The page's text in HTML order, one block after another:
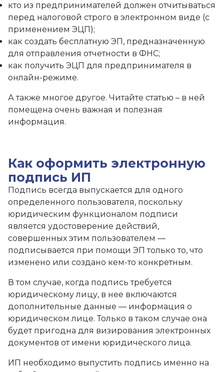
кто из предпринимателей должен отчитываться
перед налоговой строго в электронном виде (с
применением ЭЦП);
как создать бесплатную ЭП, предназначенную
для отправления отчетности в ФНС;
как получить ЭЦП для предпринимателя в
онлайн-режиме.
А также многое другое. Читайте статью – в ней
помещена очень важная и полезная
информация.
Как оформить электронную
подпись ИП
Подпись всегда выпускается для одного
определенного пользователя, поскольку
юридическим функционалом подписи
является удостоверение действий,
совершенных этим пользователем —
подписывается при помощи ЭП только то, что
изменено или создано кем-то конкретным.
В том случае, когда подпись требуется
юридическому лицу, в нее включаются
дополнительные данные — информация о
юридическом лице. Только в таком случае она
будет пригодна для визирования электронных
документов от имени юридического лица.
ИП необходимо выпустить подпись именно на